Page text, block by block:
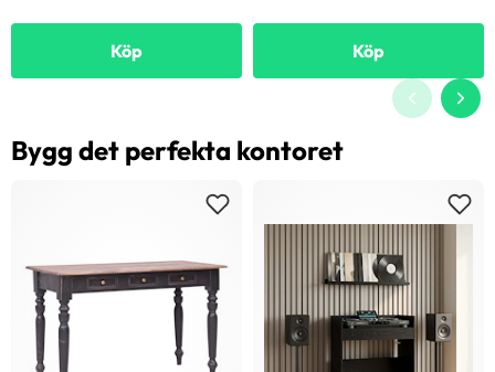
Köp Köp
Bygg det perfekta kontoret